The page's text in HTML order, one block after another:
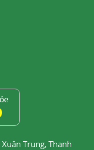
Trung, Thanh